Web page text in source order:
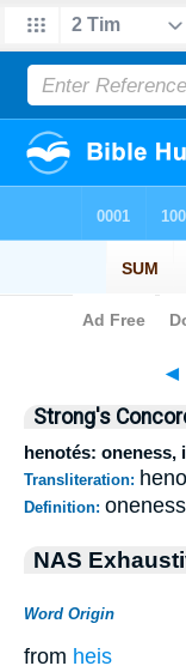
◄
Strong's
henotés: oneness,
Transliteration:
Definition:
NAS
Word Origin
from heis